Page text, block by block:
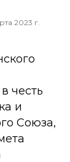
2023 г.
честь
и
Союза,